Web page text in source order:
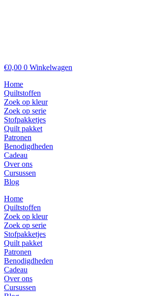
€0,00 0 Winkelwagen
Home
Quiltstoffen
Zoek op kleur
Zoek op serie
Stofpakketjes
Quilt pakket
Patronen
Benodigdheden
Cadeau
Over ons
Cursussen
Blog
Home
Quiltstoffen
Zoek op kleur
Zoek op serie
Stofpakketjes
Quilt pakket
Patronen
Benodigdheden
Cadeau
Over ons
Cursussen